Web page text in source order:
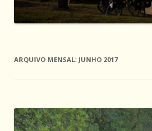
ARQUIVO MENSAL: JUNHO 2017